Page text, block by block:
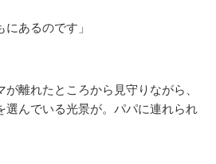
あるのです」
離れたところから見守りながら、
選んでいる光景が。パパに連れられ